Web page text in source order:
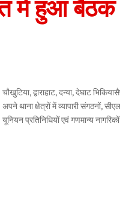
में हुआ बैठक
यूनियन प्रतिनिधियों एवं गणमान्य